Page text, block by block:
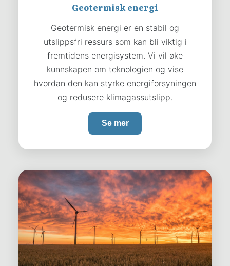
Geotermisk energi
Geotermisk energi er en stabil og
utslippsfri ressurs som kan bli viktig i
fremtidens energisystem. Vi vil øke
kunnskapen om teknologien og vise
hvordan den kan styrke energiforsyningen
og redusere klimagassutslipp.
Se mer